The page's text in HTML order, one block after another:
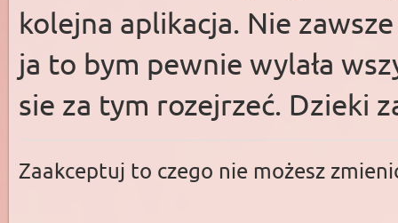
kolejna aplikacja. Nie
ja to bym pewnie wylała
sie za tym rozejrzeć. Dzieki
Zaakceptuj to czego nie możesz